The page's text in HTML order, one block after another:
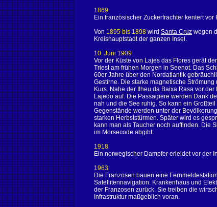
1869
Ein französischer Zuckerfrachter kentert vor
Von 1895 bis 1898 wird Santa Cruz wegen
Kreishauptstadt der ganzen Insel.
10. Juni 1909
Vor der Küste von Lajes das Flores gerät
Triest am frühen Morgen in Seenot. Das
60er Jahre über den Nordatlantik
Gestirne. Die starke magnetische
Kurs. Nahe der Ilheu da Baixa Rasa vor
Lajedo auf. Die Passagiere werden Dank
nah und die See ruhig. So kann ein
Gegenstände werden unter der
starken Herbststürmen. Später wird es
kann man als Taucher noch auffinden. Die
im Morsecode abgibt.
1918
Ein norwegischer Dampfer erleidet vor der
1963
Die Franzosen bauen eine
Satellitennavigation. Krankenhaus und
der Franzosen zurück. Sie treiben die
Infrastruktur maßgeblich voran.